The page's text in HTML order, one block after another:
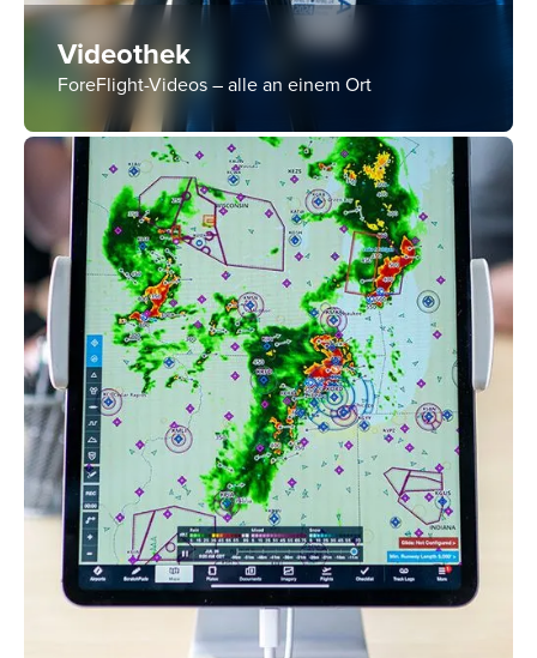
Videothek
ForeFlight-Videos – alle an einem Ort